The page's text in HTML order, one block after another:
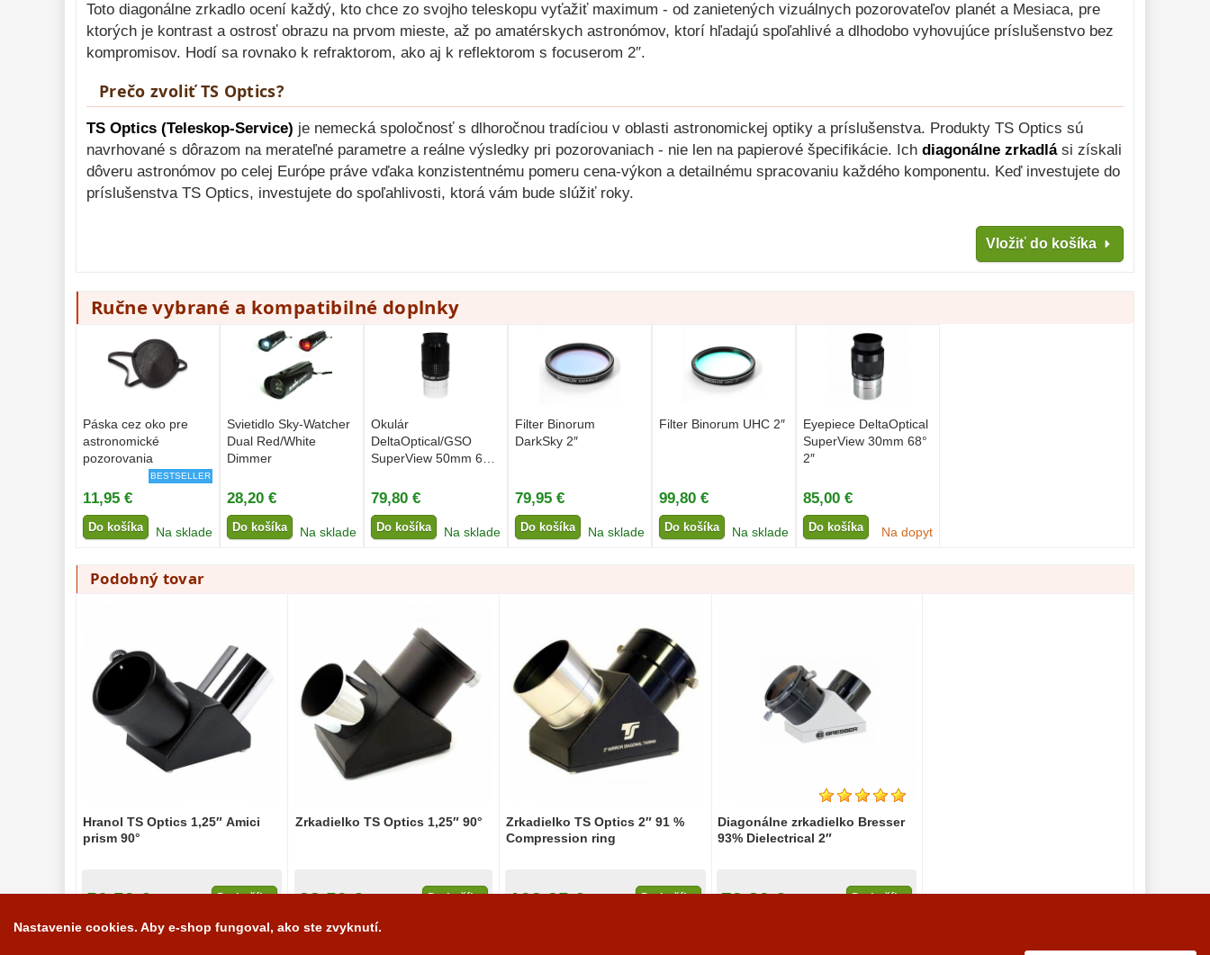
Toto diagonálne zrkadlo ocení každý, kto chce zo svojho teleskopu vyťažiť maximum - od zanietených vizuálnych pozorovateľov planét a Mesiaca, pre
ktorých je kontrast a ostrosť obrazu na prvom mieste, až po amatérskych astronómov, ktorí hľadajú spoľahlivé a dlhodobo vyhovujúce príslušenstvo bez
kompromisov. Hodí sa rovnako k refraktorom, ako aj k reflektorom s focuserom 2″.
Prečo zvoliť TS Optics?
TS Optics (Teleskop-Service) je nemecká spoločnosť s dlhoročnou tradíciou v oblasti astronomickej optiky a príslušenstva. Produkty TS Optics sú
navrhované s dôrazom na merateľné parametre a reálne výsledky pri pozorovaniach - nie len na papierové špecifikácie. Ich diagonálne zrkadlási získali
dôveru astronómov po celej Európe práve vďaka konzistentnému pomeru cena-výkon a detailnému spracovaniu každého komponentu. Keď investujete do
príslušenstva TS Optics, investujete do spoľahlivosti, ktorá vám bude slúžiť roky.
Vložiť do košíka
Ručne vybrané a kompatibilné doplnky
Páska cez oko pre
astronomické
pozorovania
BESTSELLER
11,95 €
Do košíka Na sklade
Svietidlo Sky-Watcher
Dual Red/White
Dimmer
28,20 €
Do košíka Na sklade
Okulár
DeltaOptical/GSO
SuperView 50mm 60°
79,80 €
Do košíka Na sklade
Filter Binorum
DarkSky 2″
79,95 €
Do košíka Na sklade
Filter Binorum UHC 2″
99,80 €
Do košíka Na sklade
Eyepiece DeltaOptical
SuperView 30mm 68°
2″
85,00 €
Do košíka Na dopyt
Podobný tovar
Hranol TS Optics 1,25″ Amici
prism 90°
56,50 € Do košíka
Zrkadielko TS Optics 1,25″ 90°
38,50 € Do košíka
Zrkadielko TS Optics 2″ 91 %
Compression ring
108,25 € Do košíka
Diagonálne zrkadielko Bresser
93% Dielectrical 2″
79,80 € Do košíka
Nastavenie cookies. Aby e-shop fungoval, ako ste zvyknutí.